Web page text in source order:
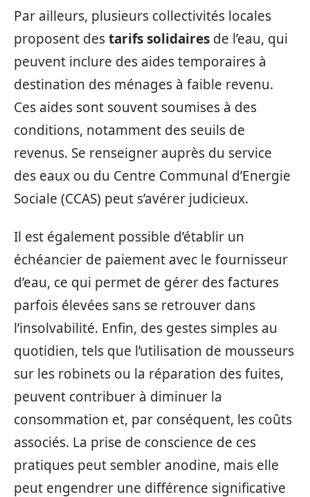
Par ailleurs, plusieurs collectivités locales
proposent destarifs solidaires de l’eau, qui
peuvent inclure des aides temporaires à
destination des ménages à faible revenu.
Ces aides sont souvent soumises à des
conditions, notamment des seuils de
revenus. Se renseigner auprès du service
des eaux ou du Centre Communal d’Energie
Sociale (CCAS) peut s’avérer judicieux.
Il est également possible d’établir un
échéancier de paiement avec le fournisseur
d’eau, ce qui permet de gérer des factures
parfois élevées sans se retrouver dans
l’insolvabilité. Enfin, des gestes simples au
quotidien, tels que l’utilisation de mousseurs
sur les robinets ou la réparation des fuites,
peuvent contribuer à diminuer la
consommation et, par conséquent, les coûts
associés. La prise de conscience de ces
pratiques peut sembler anodine, mais elle
peut engendrer une différence significative